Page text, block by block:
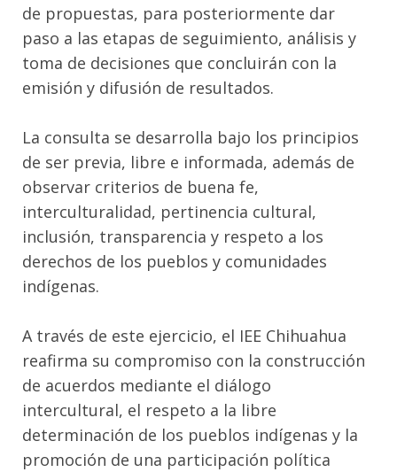
de propuestas, para posteriormente dar
paso a las etapas de seguimiento, análisis y
toma de decisiones que concluirán con la
emisión y difusión de resultados.
La consulta se desarrolla bajo los principios
de ser previa, libre e informada, además de
observar criterios de buena fe,
interculturalidad, pertinencia cultural,
inclusión, transparencia y respeto a los
derechos de los pueblos y comunidades
indígenas.
A través de este ejercicio, el IEE Chihuahua
reafirma su compromiso con la construcción
de acuerdos mediante el diálogo
intercultural, el respeto a la libre
determinación de los pueblos indígenas y la
promoción de una participación política